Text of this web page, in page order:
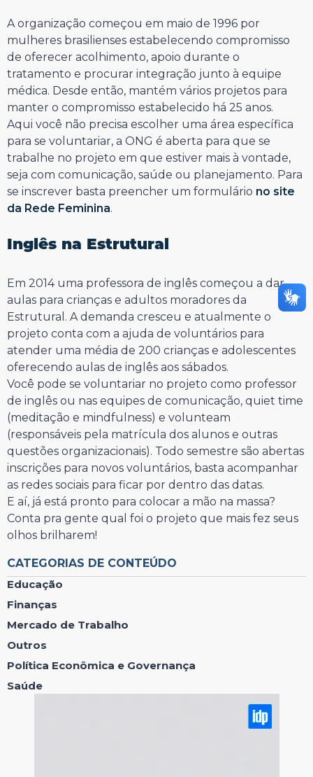
A organização começou em maio de 1996 por
mulheres brasilienses estabelecendo compromisso
de oferecer acolhimento, apoio durante o
tratamento e procurar integração junto à equipe
médica. Desde então, mantém vários projetos para
manter o compromisso estabelecido há 25 anos.
Aqui você não precisa escolher uma área específica
para se voluntariar, a ONG é aberta para que se
trabalhe no projeto em que estiver mais à vontade,
seja com comunicação, saúde ou planejamento. Para
se inscrever basta preencher um formulário no site
da Rede Feminina.
Inglês na Estrutural
Em 2014 uma professora de inglês começou a dar
aulas para crianças e adultos moradores da
Estrutural. A demanda cresceu e atualmente o
projeto conta com a ajuda de voluntários para
atender uma média de 200 crianças e adolescentes
oferecendo aulas de inglês aos sábados.
Você pode se voluntariar no projeto como professor
de inglês ou nas equipes de comunicação, quiet time
(meditação e mindfulness) e volunteam
(responsáveis pela matrícula dos alunos e outras
questões organizacionais). Todo semestre são abertas
inscrições para novos voluntários, basta acompanhar
as redes sociais para ficar por dentro das datas.
E aí, já está pronto para colocar a mão na massa?
Conta pra gente qual foi o projeto que mais fez seus
olhos brilharem!
CATEGORIAS DE CONTEÚDO
Educação
Finanças
Mercado de Trabalho
Outros
Política Econômica e Governança
Saúde